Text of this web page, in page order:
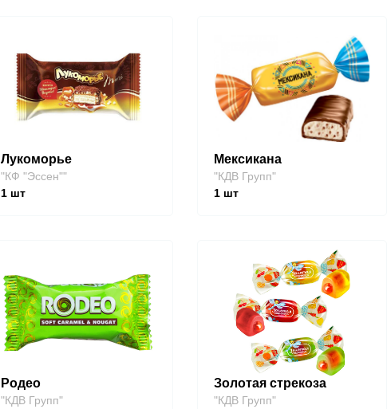
Лукоморье
"КФ "Эссен""
1шт
Мексикана
"КДВ Групп"
1 шт
Родео
"КДВ Групп"
Золотая стрекоза
"КДВ Групп"